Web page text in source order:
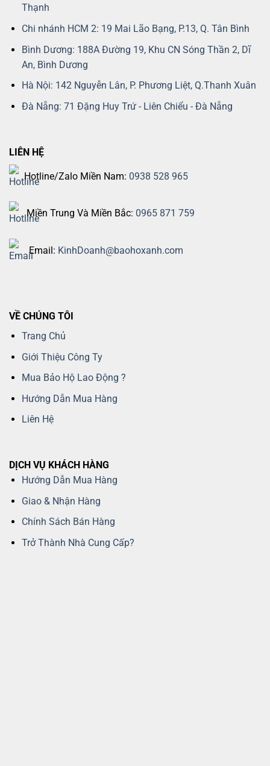
Thạnh
Chi nhánh HCM 2: 19 Mai Lão Bạng, P.13, Q. Tân Bình
Bình Dương: 188A Đường 19, Khu CN Sóng Thần 2, Dĩ
An, Bình Dương
Hà Nội: 142 Nguyễn Lân, P. Phương Liệt, Q.Thanh Xuân
Đà Nẵng: 71 Đặng Huy Trứ - Liên Chiểu - Đà Nẵng
LIÊN HỆ
Hotline/Zalo Miền Nam: 0938 528 965
Miền Trung Và Miền Bắc: 0965 871 759
Email: KinhDoanh@baohoxanh.com
VỀ CHÚNG TÔI
Trang Chủ
Giới Thiệu Công Ty
Mua Bảo Hộ Lao Động ?
Hướng Dẫn Mua Hàng
Liên Hệ
DỊCH VỤ KHÁCH HÀNG
Hướng Dẫn Mua Hàng
Giao & Nhận Hàng
Chính Sách Bán Hàng
Trở Thành Nhà Cung Cấp?